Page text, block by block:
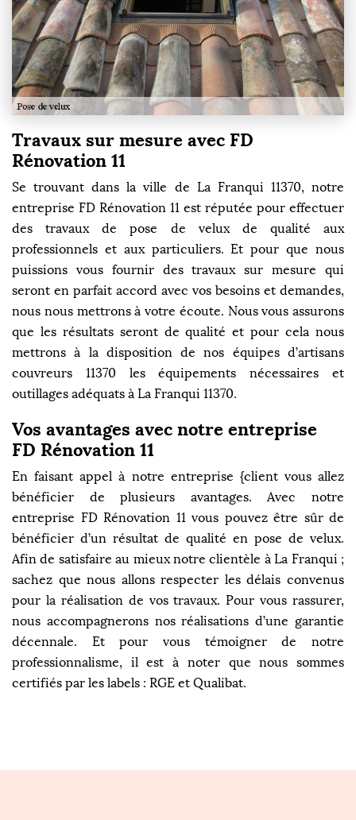
Travaux sur mesure avec FD
Rénovation 11
Se trouvant dans la ville de La Franqui 11370, notre
entreprise FD Rénovation 11 est réputée pour effectuer
des travaux de pose de velux de qualité aux
professionnels et aux particuliers. Et pour que nous
puissions vous fournir des travaux sur mesure qui
seront en parfait accord avec vos besoins et demandes,
nous nous mettrons à votre écoute. Nous vous assurons
que les résultats seront de qualité et pour cela nous
mettrons à la disposition de nos équipes d’artisans
couvreurs 11370 les équipements nécessaires et
outillages adéquats à La Franqui 11370.
Vos avantages avec notre entreprise
FD Rénovation 11
En faisant appel à notre entreprise {client vous allez
bénéficier de plusieurs avantages. Avec notre
entreprise FD Rénovation 11 vous pouvez être sûr de
bénéficier d’un résultat de qualité en pose de velux.
Afin de satisfaire au mieux notre clientèle à La Franqui ;
sachez que nous allons respecter les délais convenus
pour la réalisation de vos travaux. Pour vous rassurer,
nous accompagnerons nos réalisations d’une garantie
décennale. Et pour vous témoigner de notre
professionnalisme, il est à noter que nous sommes
certifiés par les labels : RGE et Qualibat.